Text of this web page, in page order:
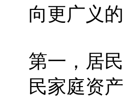
向更广义
第一，居
民家庭资